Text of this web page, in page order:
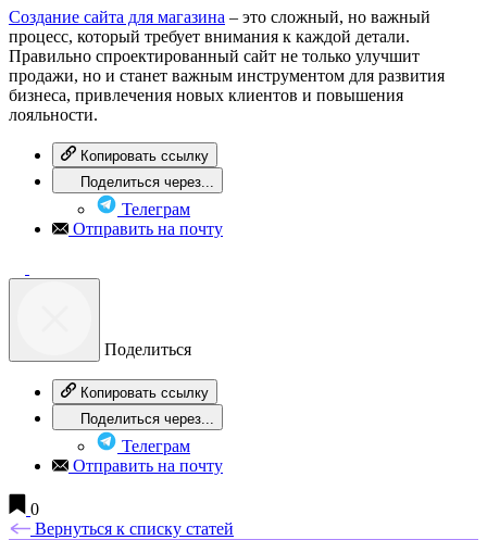
Создание сайта для магазина – это сложный, но важный
процесс, который требует внимания к каждой детали.
Правильно спроектированный сайт не только улучшит
продажи, но и станет важным инструментом для развития
бизнеса, привлечения новых клиентов и повышения
лояльности.
Копировать ссылку
Поделиться через...
Телеграм
Отправить на почту
Поделиться
Копировать ссылку
Поделиться через...
Телеграм
Отправить на почту
0
Вернуться к списку статей